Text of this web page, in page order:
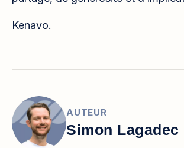
Kenavo.
AUTEUR
Simon Lagadec